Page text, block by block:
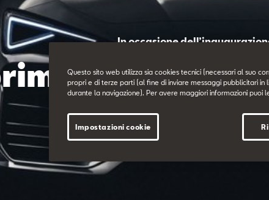
In occasione
mondiale
CUPRA
Questo sito web utilizza sia cookies tecnici (necessari al suo
propri e di terze parti (al fine di inviare messaggi pubblicitari
durante la navigazione). Per avere maggiori informazioni puoi
Impostazioni cookie